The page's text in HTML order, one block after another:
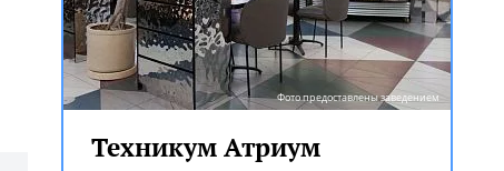
Фото предоставлены заведением
Техникум Атриум